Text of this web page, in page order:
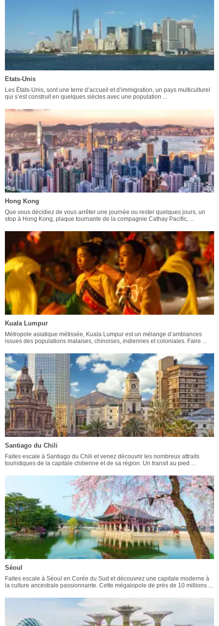
Etats-Unis
Les États-Unis, sont une terre d’accueil et d’immigration, un pays multiculturel
qui s’est construit en quelques siècles avec une population ...
Hong Kong
Que vous décidiez de vous arrêter une journée ou rester quelques jours, un
stop à Hong Kong, plaque tournante de la compagnie Cathay Pacific, ...
Kuala Lumpur
Métropole asiatique métissée, Kuala Lumpur est un mélange d’ambiances
issues des populations malaises, chinoises, indiennes et coloniales. Faire ...
Santiago du Chili
Faites escale à Santiago du Chili et venez découvrir les nombreux attraits
touristiques de la capitale chilienne et de sa région. Un transit au pied ...
Séoul
Faites escale à Séoul en Corée du Sud et découvrez une capitale moderne à
la culture ancestrale passionnante. Cette mégalopole de près de 10 millions ...